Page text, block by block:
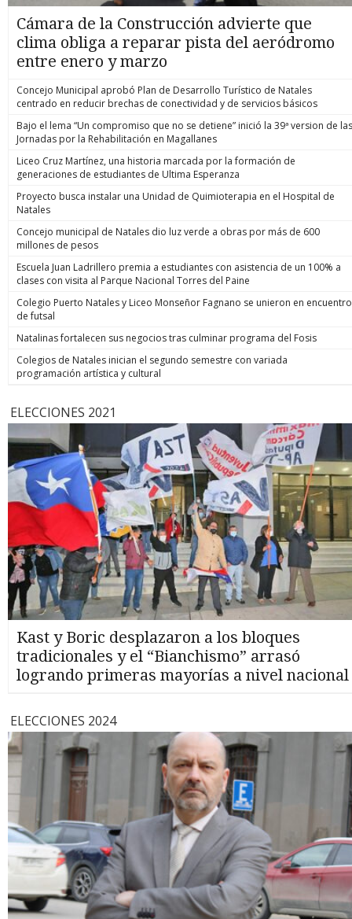
Cámara de la Construcción advierte que
clima obliga a reparar pista del aeródromo
entre enero y marzo
Concejo Municipal aprobó Plan de Desarrollo Turístico de Natales
centrado en reducir brechas de conectividad y de servicios básicos
Bajo el lema “Un compromiso que no se detiene” inició la 39ª version de las
Jornadas por la Rehabilitación en Magallanes
Liceo Cruz Martínez, una historia marcada por la formación de
generaciones de estudiantes de Ultima Esperanza
Proyecto busca instalar una Unidad de Quimioterapia en el Hospital de
Natales
Concejo municipal de Natales dio luz verde a obras por más de 600
millones de pesos
Escuela Juan Ladrillero premia a estudiantes con asistencia de un 100% a
clases con visita al Parque Nacional Torres del Paine
Colegio Puerto Natales y Liceo Monseñor Fagnano se unieron en encuentro
de futsal
Natalinas fortalecen sus negocios tras culminar programa del Fosis
Colegios de Natales inician el segundo semestre con variada
programación artística y cultural
ELECCIONES 2021
Kast y Boric desplazaron a los bloques
tradicionales y el “Bianchismo” arrasó
logrando primeras mayorías a nivel nacional
ELECCIONES 2024